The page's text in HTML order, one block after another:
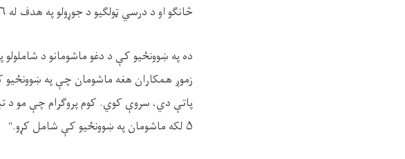
څانګو او د درسي ټولګیو د جوړولو په هدف له ۱۶ غیر دولتي موسسو سره یو لړ تړونونه لاسلیک کړل.
زموږ همکاران هغه ماشومان چې په
پاتې دي، سروې کوي. کوم پروګرام چې مو د
۵ لکه ماشومان په ښوونځیو کې شامل کړو."